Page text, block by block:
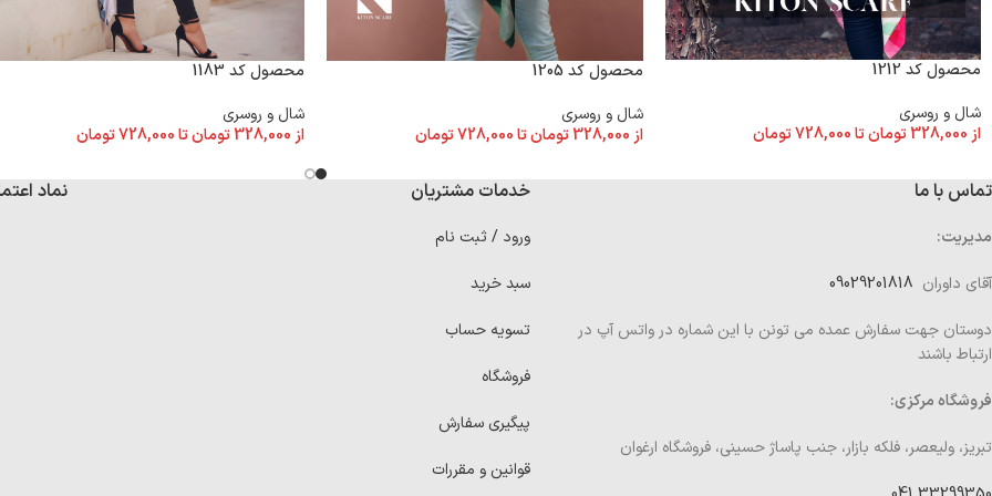
محصول کد 1212
شال و روسری
از328,000تومانتا728,000تومان
محصول کد 1205
شال و روسری
از 328,000 تومانتا728,000تومان
محصول کد 1183
شال و روسری
از 328,000تومانتا728,000تومان
تماس با ما
مدیریت:
آقای داوران
دوستان جهت سفارش عمده می تونن با این شماره در واتس آپ در
ارتباط باشند
فروشگاه مرکزی:
تبریز، ولیعصر، فلکه بازار، جنب پاساژ حسینی، فروشگاه ارغوان
خدمات مشتریان
ورود / ثبت نام
سبد خرید
تسویه حساب
فروشگاه
پیگیری سفارش
قوانین و مقررات
نماد